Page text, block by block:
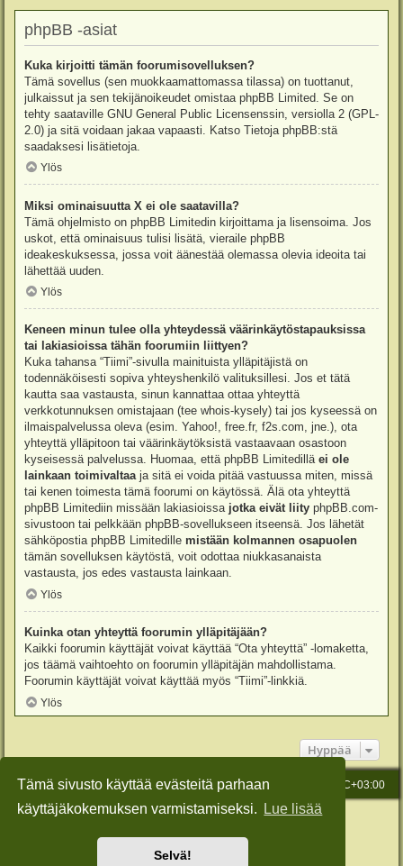
Tämä sivusto käyttää evästeitä parhaan
käyttäjäkokemuksen varmistamiseksi.
Lue lisää
Selvä!
phpBB -asiat
Kuka kirjoitti tämän foorumisovelluksen?
Tämä sovellus (sen muokkaamattomassa tilassa) on tuottanut,
julkaissut ja sen tekijänoikeudet omistaa phpBB Limited . Se on
tehty saataville GNU General Public Licensenssin, versiolla 2 (GPL-
2.0) ja sitä voidaan jakaa vapaasti. Katso Tietoja phpBB:stä
saadaksesi lisätietoja.
Ylös
Miksi ominaisuutta X ei ole saatavilla?
Tämä ohjelmisto on phpBB Limitedin kirjoittama ja lisensoima. Jos
uskot, että ominaisuus tulisi lisätä, vieraile phpBB
ideakeskuksessa , jossa voit äänestää olemassa olevia ideoita tai
lähettää uuden.
Ylös
Keneen minun tulee olla yhteydessä väärinkäytöstapauksissa
tai lakiasioissa tähän foorumiin liittyen?
Kuka tahansa “Tiimi”-sivulla mainituista ylläpitäjistä on
todennäköisesti sopiva yhteyshenkilö valituksillesi. Jos et tätä
kautta saa vastausta, sinun kannattaa ottaa yhteyttä
verkkotunnuksen omistajaan (tee whois-kysely) tai jos kyseessä on
ilmaispalvelussa oleva (esim. Yahoo!, free.fr, f2s.com, jne.), ota
yhteyttä ylläpitoon tai väärinkäytöksistä vastaavaan osastoon
kyseisessä palvelussa. Huomaa, että phpBB Limitedillä ei ole
lainkaan toimivaltaaja sitä ei voida pitää vastuussa miten, missä
tai kenen toimesta tämä foorumi on käytössä. Älä ota yhteyttä
phpBB Limitediin missään lakiasioissa jotka eivät liity phpBB.com-
sivustoon tai pelkkään phpBB-sovellukseen itseensä. Jos lähetät
sähköpostia phpBB Limitedille mistään kolmannen osapuolen
tämän sovelluksen käytöstä, voit odottaa niukkasanaista
vastausta, jos edes vastausta lainkaan.
Ylös
Kuinka otan yhteyttä foorumin ylläpitäjään?
Kaikki foorumin käyttäjät voivat käyttää “Ota yhteyttä” -lomaketta,
jos täämä vaihtoehto on foorumin ylläpitäjän mahdollistama.
Foorumin käyttäjät voivat käyttää myös “Tiimi”-linkkiä.
Ylös
Hyppää
Etusivu Kaikki ajat ovat UTC+03:00
Viesti Ylläpidolle
Keskustelufoorumin ohjelmistophpBB® Forum Software © phpBB Limited